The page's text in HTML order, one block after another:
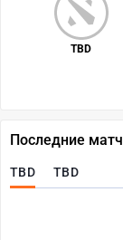
TBD
Последние
TBD TBD